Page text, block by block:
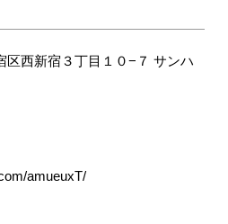
区西新宿３丁目１０−７ サンハ
amueuxT/